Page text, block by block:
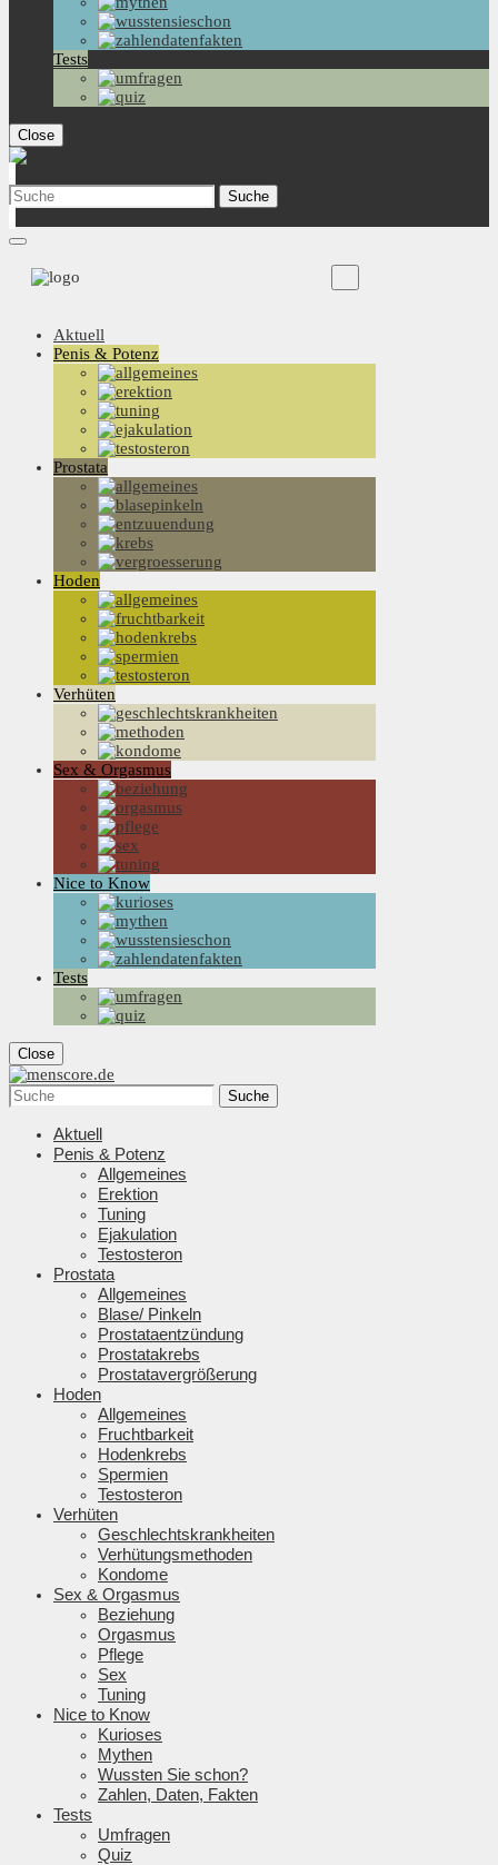
Tests
Close
Aktuell
Penis & Potenz
Prostata
Hoden
Verhüten
Sex & Orgasmus
Nice to Know
Tests
Close
Suche
Aktuell
Penis & Potenz
Allgemeines
Erektion
Tuning
Ejakulation
Testosteron
Prostata
Allgemeines
Blase/ Pinkeln
Prostataentzündung
Prostatakrebs
Prostatavergrößerung
Hoden
Allgemeines
Fruchtbarkeit
Hodenkrebs
Spermien
Testosteron
Verhüten
Geschlechtskrankheiten
Verhütungsmethoden
Kondome
Sex & Orgasmus
Beziehung
Orgasmus
Pflege
Sex
Tuning
Nice to Know
Kurioses
Mythen
Wussten Sie schon?
Zahlen, Daten, Fakten
Tests
Umfragen
Quiz